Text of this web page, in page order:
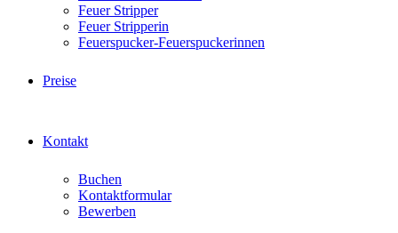
Feuer Stripper
Feuer Stripperin
Feuerspucker-Feuerspuckerinnen
Preise
Kontakt
Buchen
Kontaktformular
Bewerben